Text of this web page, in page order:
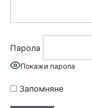
Парола
Покажи парола
Запомняне